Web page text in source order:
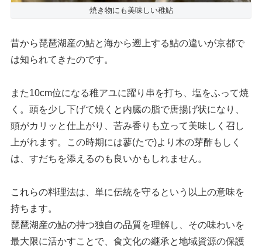
焼き物にも美味しい稚鮎
昔から琵琶湖産の鮎と海から遡上する鮎の違いが京都で
は知られてきたのです。
また10cm位になる稚アユに躍り串を打ち、塩をふって焼
く。頭を少し下げて焼くと内臓の脂で唐揚げ状になり、
頭がカリッと仕上がり、苦み香りも立って美味しく召し
上がれます。この時期には蓼(たで)より木の芽酢もしく
は、すだちを添えるのも良いかもしれません。
これらの料理法は、単に伝統を守るという以上の意味を
持ちます。
琵琶湖産の鮎の持つ独自の品質を理解し、その味わいを
最大限に活かすことで、食文化の継承と地域資源の保護